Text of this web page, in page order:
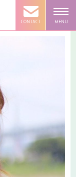
CONTACT MENU